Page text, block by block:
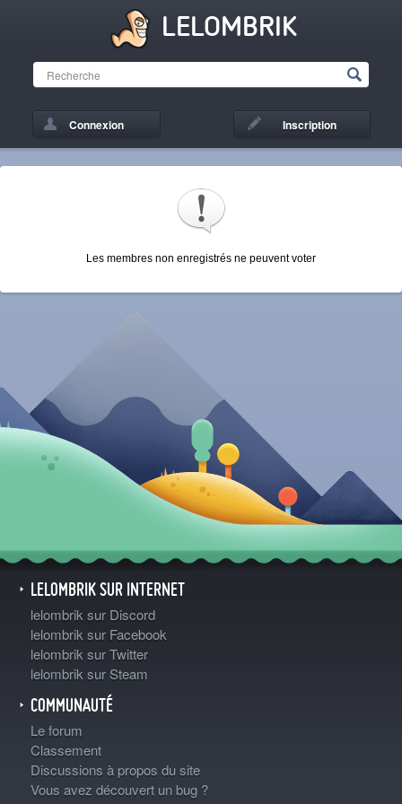
LELOMBRIK
Connexion Inscription
Les membres non enregistrés ne peuvent voter
LELOMBRIK SUR INTERNET
lelombrik sur Discord
lelombrik sur Facebook
lelombrik sur Twitter
lelombrik sur Steam
COMMUNAUTÉ
Le forum
Classement
Discussions à propos du site
Vous avez découvert un bug ?